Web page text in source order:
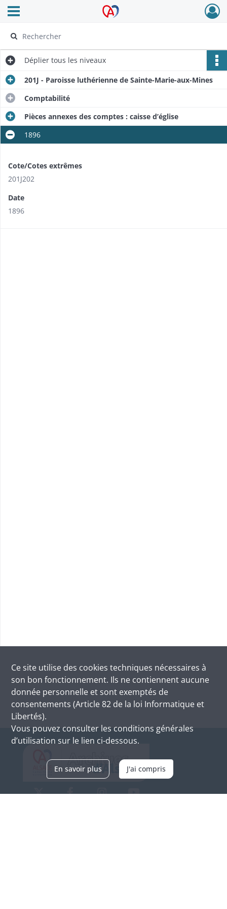
Archives Alsace - Colmar
Ouvrir le menu déroulant
Déplier tous les niveaux
201J - Paroisse luthérienne de Sainte-Marie-aux-Mines
Comptabilité
Pièces annexes des comptes : caisse d’église
1896
Cote/Cotes extrêmes
201J202
Date
1896
Ce site utilise des cookies techniques nécessaires à
son bon fonctionnement. Ils ne contiennent aucune
donnée personnelle et sont exemptés de
consentements (Article 82 de la loi Informatique et
Libertés).
Vous pouvez consulter les conditions générales
d’utilisation sur le lien ci-dessous.
En savoir plus J'ai compris